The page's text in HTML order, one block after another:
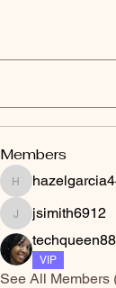
Members
hazelgarcia4430
jsimith6912
jsimith6912
techqueen88
VIP
See All Members